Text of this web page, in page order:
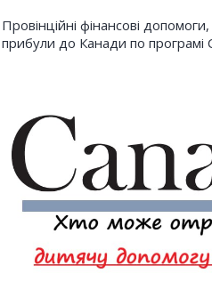
Провінційні фінансові
прибули до Канади по програмі